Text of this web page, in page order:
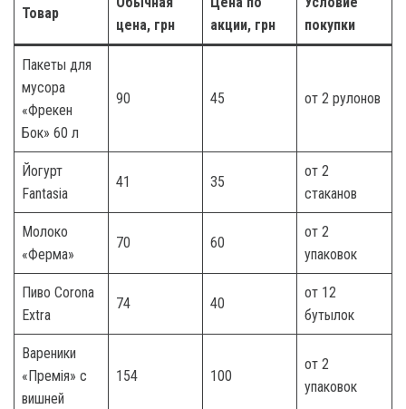
Товар
цена, грн
акции, грн
покупки
Пакеты для
мусора
«Фрекен
Бок» 60 л
90 45 от 2 рулонов
Йогурт
Fantasia
41 35
от 2
стаканов
Молоко
«Ферма»
70 60
от 2
упаковок
Пиво Corona
Extra
74 40
от 12
бутылок
Вареники
«Премія» с
вишней
154 100
от 2
упаковок